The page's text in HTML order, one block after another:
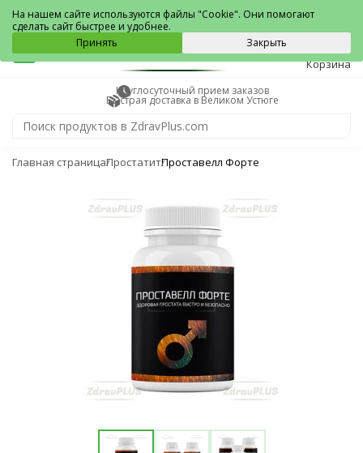
Великий Устюг
0
Корзина
Круглосуточный прием заказов
Быстрая доставка в Великом Устюге
Главная страницаПростатитПроставелл Форте
На нашем сайте используются файлы "Cookie". Они помогают
сделать сайт быстрее и удобнее.
Принять
Закрыть